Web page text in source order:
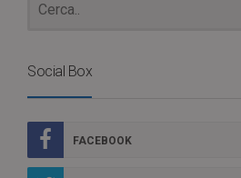
Social Box
FACEBOOK